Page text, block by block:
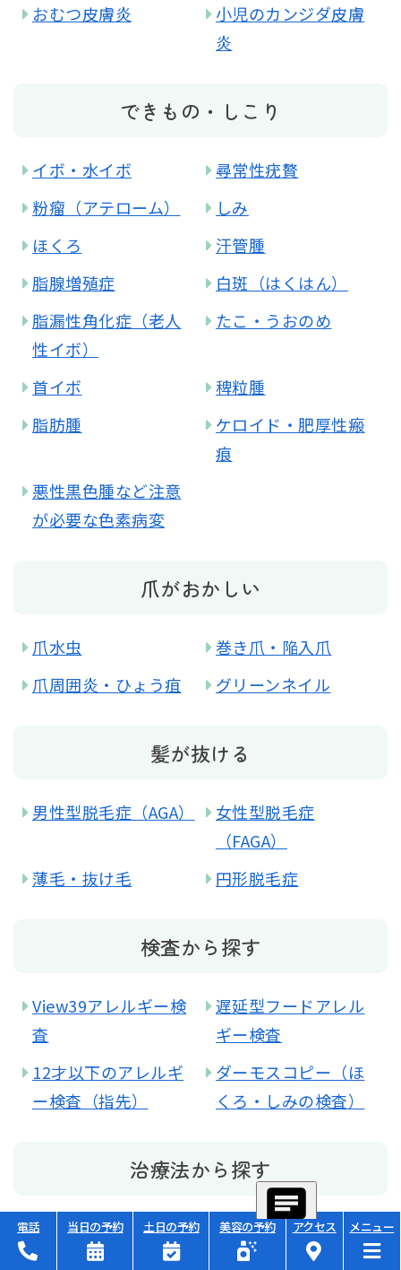
おむつ皮膚炎
小児のカンジダ皮膚
炎
できもの・しこり
イボ・水イボ
尋常性疣贅
粉瘤（アテローム）
しみ
ほくろ
汗管腫
脂腺増殖症
白斑（はくはん）
脂漏性角化症（老人
性イボ）
たこ・うおのめ
首イボ
稗粒腫
脂肪腫
ケロイド・肥厚性瘢
痕
悪性黒色腫など注意
が必要な色素病変
爪がおかしい
爪水虫
巻き爪・陥入爪
爪周囲炎・ひょう疽
グリーンネイル
髪が抜ける
男性型脱毛症（AGA）
女性型脱毛症
（FAGA）
薄毛・抜け毛
円形脱毛症
検査から探す
View39アレルギー検
査
遅延型フードアレル
ギー検査
12才以下のアレルギ
ー検査（指先）
ダーモスコピー（ほ
くろ・しみの検査）
治療法から探す
デュピクセント（ア
トピー性皮膚炎の注
ゾレア（難治性の蕁
麻疹に対する注射
電話 当日の予約 土日の予約 美容の予約 アクセス メニュー